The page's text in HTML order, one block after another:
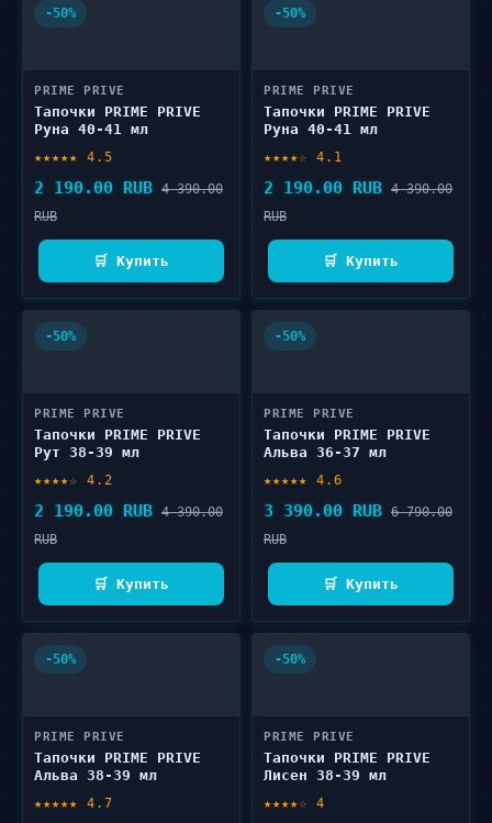
-50%
PRIME PRIVE
Тапочки PRIME PRIVE
Руна 40-41 мл
★★★★★ 4.5
2 190.00 RUB 4 390.00
RUB
🛒 Купить
-50%
PRIME PRIVE
Тапочки PRIME PRIVE
Руна 40-41 мл
★★★★☆ 4.1
2 190.00 RUB 4 390.00
RUB
🛒 Купить
-50%
PRIME PRIVE
Тапочки PRIME PRIVE
Рут 38-39 мл
★★★★☆ 4.2
2 190.00 RUB 4 390.00
RUB
🛒 Купить
-50%
PRIME PRIVE
Тапочки PRIME PRIVE
Альва 36-37 мл
★★★★★ 4.6
3 390.00 RUB 6 790.00
RUB
🛒 Купить
-50%
PRIME PRIVE
Тапочки PRIME PRIVE
Альва 38-39 мл
★★★★★ 4.7
-50%
PRIME PRIVE
Тапочки PRIME PRIVE
Лисен 38-39 мл
★★★★☆ 4